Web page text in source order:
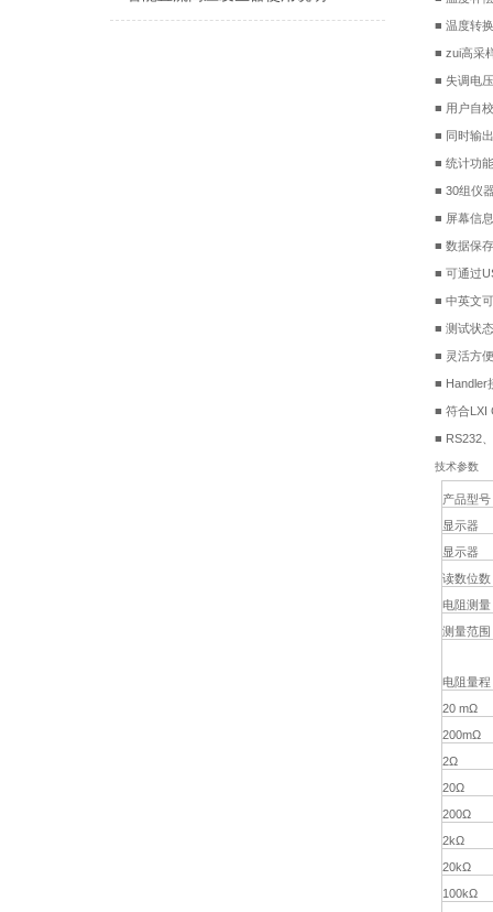
■ 温度转
■ zui高采
■ 失调电
■ 用户自
■ 同时输
■ 统计功
■ 30组仪
■ 屏幕信
■ 数据保
■ 可通过
■ 中英文
■ 测试状
■ 灵活方
■ Handler
■ 符合LXI
■ RS232
技术参数
产品型号
显示器
显示器
读数位数
电阻测量
测量范围
电阻量程
20 mΩ
200mΩ
2Ω
20Ω
200Ω
2kΩ
20kΩ
100kΩ